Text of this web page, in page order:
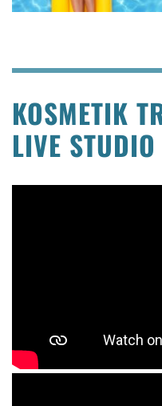
KOSMETIK
LIVE STUDIO